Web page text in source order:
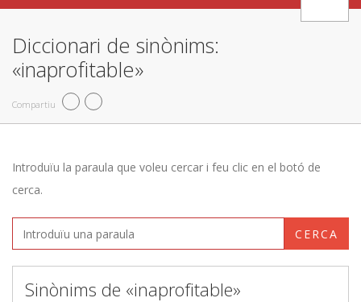
Diccionari de sinònims:
«inaprofitable»
Compartiu
Introduïu la paraula que voleu cercar i feu clic en el botó de
cerca.
CERCA
Sinònims de «inaprofitable»